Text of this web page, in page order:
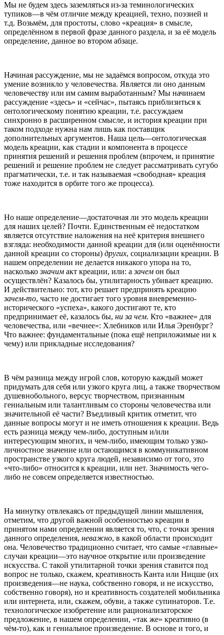
Мы не будем здесь заземляться из-за теминологических
тупиков—в чём отличие между креацией, техно, поэзией и
т.д. Возьмём, для простоты, слово «креация» в смысле,
определённом в первой фразе данного раздела, и за её модель
определение, данное во втором абзаце.
Начиная рассуждение, мы не задаёмся вопросом, откуда это
умение возникло у человечества. Является ли оно данным
человечеству или им самим выработанным? Мы начинаем
рассуждение «здесь» и «сейчас», пытаясь приблизиться к
онтологическому понятию креации, т.е. рассуждаем
синхронно в расширенном смысле, и история креации при
таком подходе нужна нам лишь как поставщик
дополнительных аргументов. Наша цель—онтологическая
модель креации, как стадии и компонента в процессе
принятия решений и решения проблем (впрочем, и принятие
решений и решение проблем не следует рассматривать сугубо
прагматически, т.е. и так называемая «свободная» креация
тоже находится в орбите того же процесса).
Но наше определение—достаточная ли это модель креации
для наших целей? Почти. Единственным её недостатком
является отсутствие наложения на неё критерия внешнего
взгляда: необходимости данной креации для (или оценённости
данной креации со стороны) других, социализации креации. В
нашем определении не делается никакого упора на то,
насколькозначим акт креации, или: азачем он был
осуществлён? Казалось бы, утилитарность убивает креацию.
И действительно: тот, кто решает предпринять креацию
зачем-то, часто не достигает того уровня вневременно-
исторического «успеха», какого достигают те, кто
предпринимает её, казалось бы, ни за чем. Кто «важнее» для
человечества, или «вечнее»: Хлебников или Илья Эренбург?
Что важнее: фундаментальные (пока ещё неприложимые ни к
чему) или прикладные исследования?
В чём разница между игрой слов, которую каждый может
придумать для себя или узкого круга лиц, а также творчеством
душевнобольного, версус творчеством, признанным
гениальным или талантливым со стороны человечества или
значительной её части? Въедливый критик отметит, что
данные вопросы могут и не иметь отношения к креации. Ведь
есть разница между чем-либо, доступным и/или
интересующим многих, и чем-либо, имеющим только узко-
личностное значение или остающимся в коммуникативном
пространстве узкого круга людей, независимо от того, это
«что-либо» относится к креации, или нет. Значимость чего-
либо не совсем определяется известностью.
На минутку отвлекаясь от предыдущей линии мышления,
отметим, что другой важной особенностью креации в
принятом нами определении является то, что, с точки зрения
данного определения, неважно, в какой области происходит
она. Человечество традиционно считает, что самые «главные»
случаи креации—это научное открытие или произведение
искусства. С такой утилитарной точки зрения ставится под
вопрос не только, скажем, креативность Канта или Ницше (их
произведения—не наука, собственно говоря, и не искусство,
собственно говоря), но и креативность создателей мобильника
или интернета, или, скажем, обуви, а также супинаторов. Т.е.
технологическое изобретение или рационализаторское
предложение, в нашем определении, «так же» креативно (в
чём-то), как и гениальное произведение. В основе и того, и